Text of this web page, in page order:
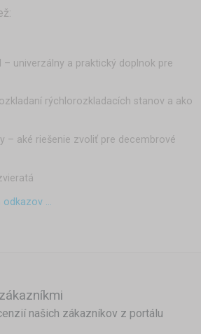
univerzálny a praktický doplnok pre
rýchlorozkladacích stanov a ako
– aké riešenie zvoliť pre decembrové
...
našich zákazníkov z portálu